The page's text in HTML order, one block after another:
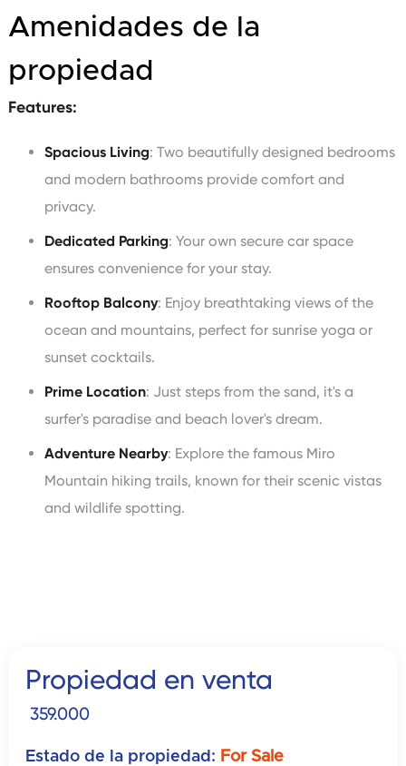
Amenidades de la
propiedad
Features:
Spacious Living: Two beautifully designed bedrooms
and modern bathrooms provide comfort and
privacy.
Dedicated Parking: Your own secure car space
ensures convenience for your stay.
Rooftop Balcony: Enjoy breathtaking views of the
ocean and mountains, perfect for sunrise yoga or
sunset cocktails.
Prime Location: Just steps from the sand, it's a
surfer's paradise and beach lover's dream.
Adventure Nearby: Explore the famous Miro
Mountain hiking trails, known for their scenic vistas
and wildlife spotting.
Propiedad en venta
359.000
Estado de la propiedad: For Sale